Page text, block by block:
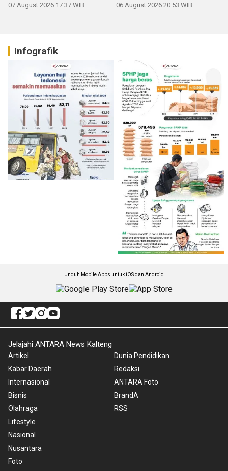
07 August 2026 17:37 WIB 06 August 2026 20:53 WIB
Infografik
Unduh Mobile Apps untuk iOS dan Android
Jelajahi ANTARA News Kalteng
Artikel
Kabar Daerah
Internasional
Bisnis
Olahraga
Lifestyle
Nasional
Nusantara
Foto
Dunia Pendidikan
Redaksi
ANTARA Foto
BrandA
RSS